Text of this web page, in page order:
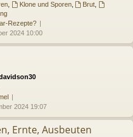
, Klone und Sporen, Brut
Rezepte?
2024 10:00
2024 19:07
Ernte, Ausbeuten